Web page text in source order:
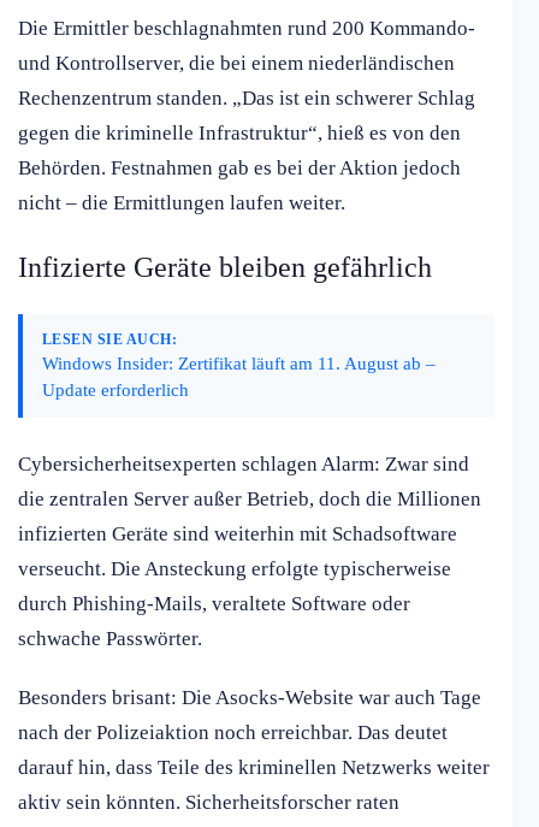
Die Ermittler beschlagnahmten rund 200 Kommando-
und Kontrollserver, die bei einem niederländischen
Rechenzentrum standen. „Das ist ein schwerer Schlag
gegen die kriminelle Infrastruktur“, hieß es von den
Behörden. Festnahmen gab es bei der Aktion jedoch
nicht – die Ermittlungen laufen weiter.
Infizierte Geräte bleiben gefährlich
LESEN SIE AUCH:
Windows Insider: Zertifikat läuft am 11. August ab –
Update erforderlich
Cybersicherheitsexperten schlagen Alarm: Zwar sind
die zentralen Server außer Betrieb, doch die Millionen
infizierten Geräte sind weiterhin mit Schadsoftware
verseucht. Die Ansteckung erfolgte typischerweise
durch Phishing-Mails, veraltete Software oder
schwache Passwörter.
Besonders brisant: Die Asocks-Website war auch Tage
nach der Polizeiaktion noch erreichbar. Das deutet
darauf hin, dass Teile des kriminellen Netzwerks weiter
aktiv sein könnten. Sicherheitsforscher raten